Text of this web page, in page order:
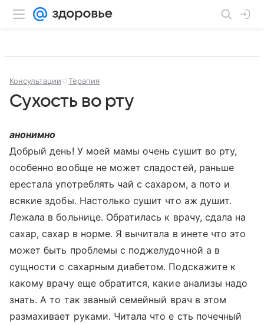
Консультации Терапия
Сухость во рту
анонимно
Добрый день! У моей мамы очень сушит во рту,
особенно вообще не может сладостей, раньше
ерестала употреблять чай с сахаром, а пото и
всякие здобы. Настолько сушит что аж душит.
Лежала в больнице. Обратилась к врачу, сдала на
сахар, сахар в норме. Я вычитала в инете что это
может быть проблемы с поджелудочной а в
сущности с сахарным диабетом. Подскажите к
какому врачу еще обратится, какие анализы надо
знать. А то так званый семейный врач в этом
размахивает руками. Читала что е сть почечный